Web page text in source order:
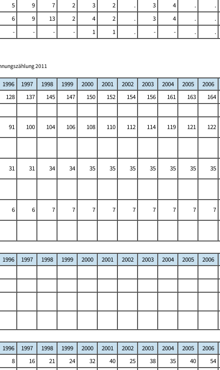
5
9 7 2 3 2 . 3 4 .
.
6
9 13 2 4 2 . 3 4 .
.
-
- - - 1 1 . - - . .
2011
1996 1997 1998 1999 2000 2001 2002 2003 2004 2005
2006
128
137 145 147 150 152 154 156 161 163 164
91 100 104 106 108 110 112 114 119 121 122
31 31 34 34 35 35 35 35 35 35 35
6 6 7 7 7 7 7 7 7 7 7
1996 1997 1998 1999 2000 2001 2002 2003 2004 2005 2006
1996 1997 1998 1999 2000 2001 2002 2003 2004 2005
2006
8
16 21 24 32 40 25 38 35 40
54